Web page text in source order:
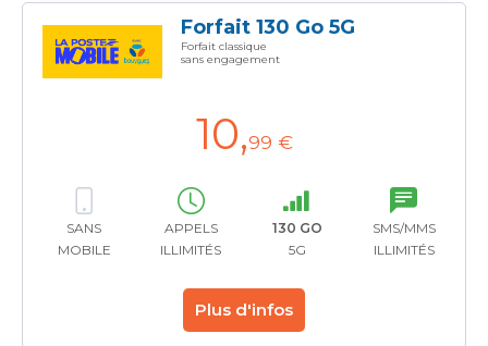
Forfait 130 Go 5G
Forfait classique
sans engagement
10,99 €
SANS
MOBILE
APPELS
ILLIMITÉS
130 GO
5G
SMS/MMS
ILLIMITÉS
Plus d'infos